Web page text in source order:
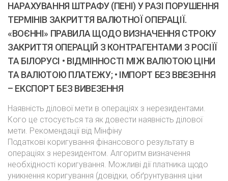
НАРАХУВАННЯ ШТРАФУ (ПЕНІ) У РАЗІ ПОРУШЕННЯ
ТЕРМІНІВ ЗАКРИТТЯ ВАЛЮТНОЇ ОПЕРАЦІЇ.
«ВОЄННІ» ПРАВИЛА ЩОДО ВИЗНАЧЕННЯ СТРОКУ
ЗАКРИТТЯ ОПЕРАЦІЙ З КОНТРАГЕНТАМИ З РОСІЇЇ
ТА БІЛОРУСІ • ВІДМІННОСТІ МІЖ ВАЛЮТОЮ ЦІНИ
ТА ВАЛЮТОЮ ПЛАТЕЖУ; • ІМПОРТ БЕЗ ВВЕЗЕННЯ
– ЕКСПОРТ БЕЗ ВИВЕЗЕННЯ
Наявність ділової мети в операціях з нерезидентами.
Кого це стосується та як довести наявність ділової
мети. Рекомендації від Мінфіну
Податкові коригування фінансового результату в
операціях з нерезидентом. Алгоритм визначення
необхідності коригування. Можливі дії платника щодо
уникнення коригування (довідки, обґрунтування ціни